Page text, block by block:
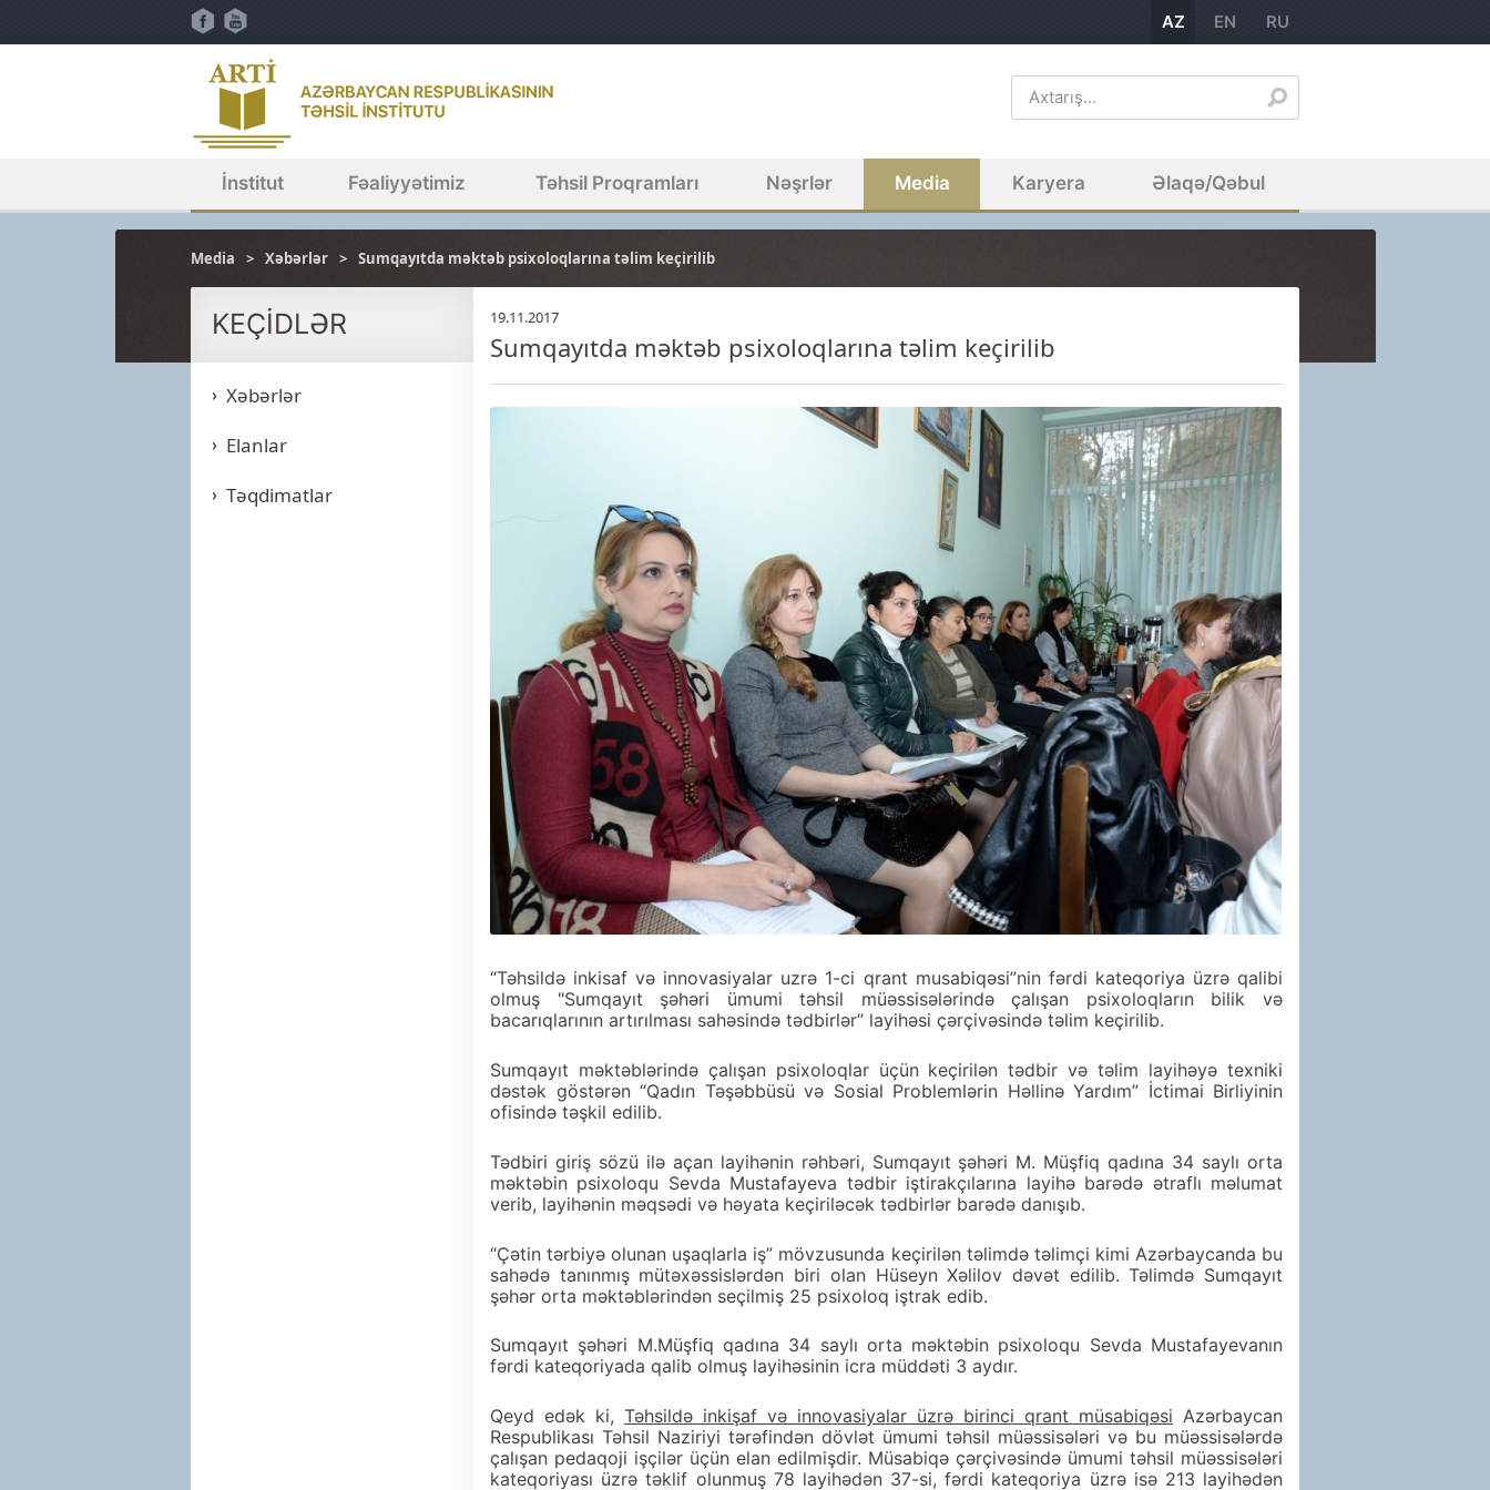
AZ EN RU
İnstitut Fəaliyyətimiz Təhsil Proqramları Nəşrlər Media Karyera Əlaqə/Qəbul
Media Xəbərlər Sumqayıtda məktəb psixoloqlarına təlim keçirilib
KEÇİDLƏR
Xəbərlər
Elanlar
Təqdimatlar
19.11.2017
Sumqayıtda məktəb psixoloqlarına təlim keçirilib
“Təhsildə inkisaf və innovasiyalar uzrə 1-ci qrant musabiqəsi”nin fərdi kateqoriya üzrə qalibi
olmuş "Sumqayıt şəhəri ümumi təhsil müəssisələrində çalışan psixoloqların bilik və
bacarıqlarının artırılması sahəsində tədbirlər” layihəsi çərçivəsində təlim keçirilib.
Sumqayıt məktəblərində çalışan psixoloqlar üçün keçirilən tədbir və təlim layihəyə texniki
dəstək göstərən “Qadın Təşəbbüsü və Sosial Problemlərin Həllinə Yardım” İctimai Birliyinin
ofisində təşkil edilib.
Tədbiri giriş sözü ilə açan layihənin rəhbəri, Sumqayıt şəhəri M. Müşfiq qadına 34 saylı orta
məktəbin psixoloqu Sevda Mustafayeva tədbir iştirakçılarına layihə barədə ətraflı məlumat
verib, layihənin məqsədi və həyata keçiriləcək tədbirlər barədə danışıb.
“Çətin tərbiyə olunan uşaqlarla iş” mövzusunda keçirilən təlimdə təlimçi kimi Azərbaycanda bu
sahədə tanınmış mütəxəssislərdən biri olan Hüseyn Xəlilov dəvət edilib. Təlimdə Sumqayıt
şəhər orta məktəblərindən seçilmiş 25 psixoloq iştrak edib.
Sumqayıt şəhəri M.Müşfiq qadına 34 saylı orta məktəbin psixoloqu Sevda Mustafayevanın
fərdi kateqoriyada qalib olmuş layihəsinin icra müddəti 3 aydır.
Qeyd edək ki, Təhsildə inkişaf və innovasiyalar üzrə birinci qrant müsabiqəsi Azərbaycan
Respublikası Təhsil Naziriyi tərəfindən dövlət ümumi təhsil müəssisələri və bu müəssisələrdə
çalışan pedaqoji işçilər üçün elan edilmişdir. Müsabiqə çərçivəsində ümumi təhsil müəssisələri
kateqoriyası üzrə təklif olunmuş 78 layihədən 37-si, fərdi kateqoriya üzrə isə 213 layihədən